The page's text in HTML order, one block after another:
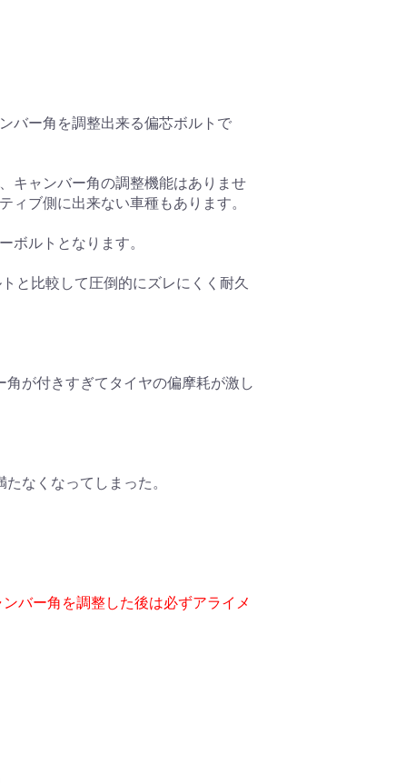
バー角を調整出来る偏芯ボルトで
キャンバー角の調整機能はありませ
ィブ側に出来ない車種もあります。
ボルトとなります。
と比較して圧倒的にズレにくく耐久
が付きすぎてタイヤの偏摩耗が激し
なくなってしまった。
バー角を調整した後は必ずアライメ